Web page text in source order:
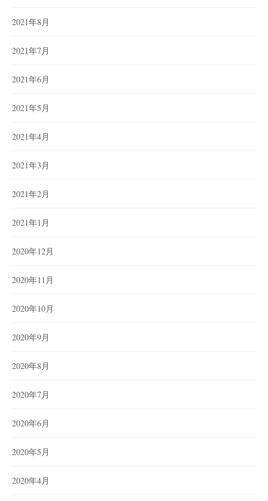
2021年8月
2021年7月
2021年6月
2021年5月
2021年4月
2021年3月
2021年2月
2021年1月
2020年12月
2020年11月
2020年10月
2020年9月
2020年8月
2020年7月
2020年6月
2020年5月
2020年4月